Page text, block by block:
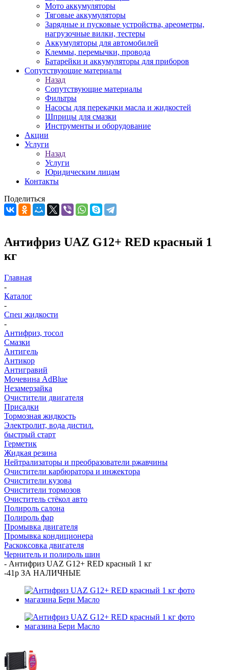
Мото аккумуляторы
Тяговые аккумуляторы
Зарядные и пусковые устройства, ареометры,
нагрузочные вилки, тестеры
Аккумуляторы для автомобилей
Клеммы, перемычки, провода
Батарейки и аккумуляторы для приборов
Сопутствующие материалы
Назад
Сопутствующие материалы
Фильтры
Насосы для перекачки масла и жидкостей
Шприцы для смазки
Инструменты и оборудование
Акции
Услуги
Назад
Услуги
Юридическим лицам
Контакты
Поделиться
Антифриз UAZ G12+ RED красный 1
кг
Главная
-
Каталог
-
Спец жидкости
-
Антифриз, тосол
Смазки
Антигель
Антикор
Антигравий
Мочевина AdBlue
Незамерзайка
Очистители двигателя
Присадки
Тормозная жидкость
Электролит, вода дистил.
быстрый старт
Герметик
Жидкая резина
Нейтрализаторы и преобразователи ржавчины
Очистители карбюратора и инжектора
Очистители кузова
Очистители тормозов
Очиститель стёкол авто
Полироль салона
Полироль фар
Промывка двигателя
Промывка кондиционера
Раскоксовка двигателя
Чернитель и полироль шин
- Антифриз UAZ G12+ RED красный 1 кг
-41р ЗА НАЛИЧНЫЕ